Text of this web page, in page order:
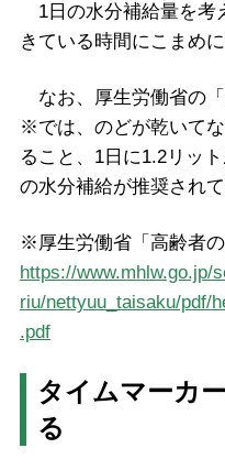
1日の水分補給量を考
きている時間にこまめ
なお、厚生労働省の「
※では、のどが乾いて
ること、1日に1.2リッ
の水分補給が推奨されて
※厚生労働省「高齢者の
https://www.mhlw.go.jp/
riu/nettyuu_taisaku/pdf/
.pdf
タイムマーカ
る